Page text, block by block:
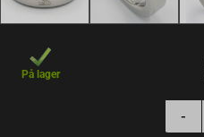
På lager
-